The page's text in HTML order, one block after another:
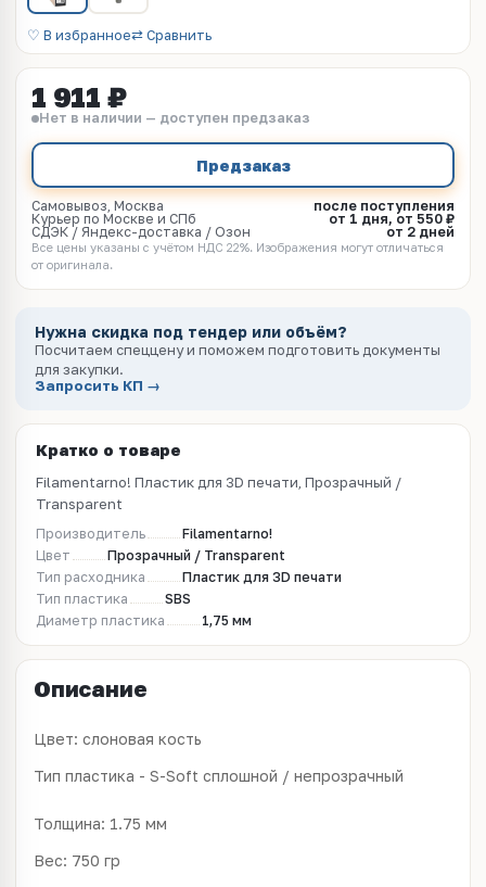
♡ В избранное⇄ Сравнить
1 911 ₽
Нет в наличии — доступен предзаказ
Предзаказ
Самовывоз, Москва
после поступления
Курьер по Москве и СПб
от 1 дня, от 550 ₽
СДЭК / Яндекс-доставка / Озон
от 2 дней
Все цены указаны с учётом НДС 22%. Изображения могут отличаться
от оригинала.
Нужна скидка под тендер или объём?
Посчитаем спеццену и поможем подготовить документы
для закупки.
Запросить КП →
Кратко о товаре
Filamentarno! Пластик для 3D печати, Прозрачный /
Transparent
Производитель
Filamentarno!
Цвет
Прозрачный / Transparent
Тип расходника
Пластик для 3D печати
Тип пластика
SBS
Диаметр пластика
1,75 мм
Описание
Цвет: слоновая кость
Тип пластика - S-Soft сплошной / непрозрачный
Толщина: 1.75 мм
Вес: 750 гр